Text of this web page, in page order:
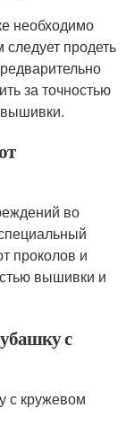
необходимо
продеть
за точностью
во
проколов и
вышивки и
с
с кружевом